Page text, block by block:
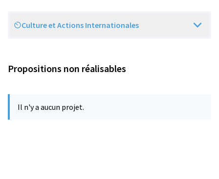
Scope
Culture et Actions Internationales
Propositions non réalisables
Il n'y a aucun projet.